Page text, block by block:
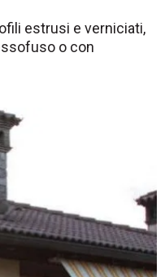
estrusi e verniciati,
o con